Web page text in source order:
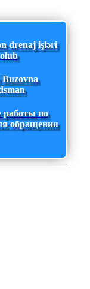
drenaj işləri
работы по
обращения